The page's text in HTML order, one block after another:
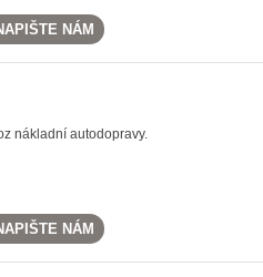
NÁM
nákladní autodopravy.
NÁM